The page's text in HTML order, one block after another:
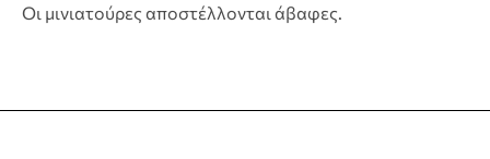
Οι μινιατούρες αποστέλλονται άβαφες.